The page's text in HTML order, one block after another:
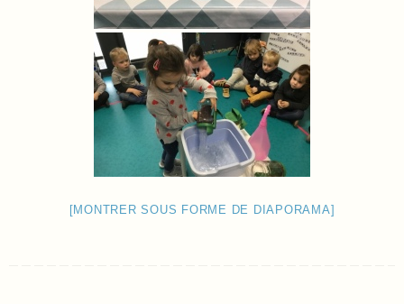
[MONTRER SOUS FORME DE DIAPORAMA]